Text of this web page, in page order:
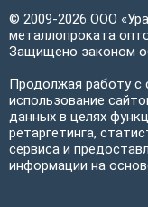
© 2009-2026 ООО
металлопроката
Защищено законом
Продолжая работу с
использование
данных в целях
ретаргетинга,
сервиса и
информации на